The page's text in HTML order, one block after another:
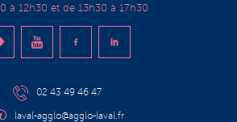
à 12h30 et de 13h30 à 17h30
02 43 49 46 47
laval-agglo@agglo-laval.fr